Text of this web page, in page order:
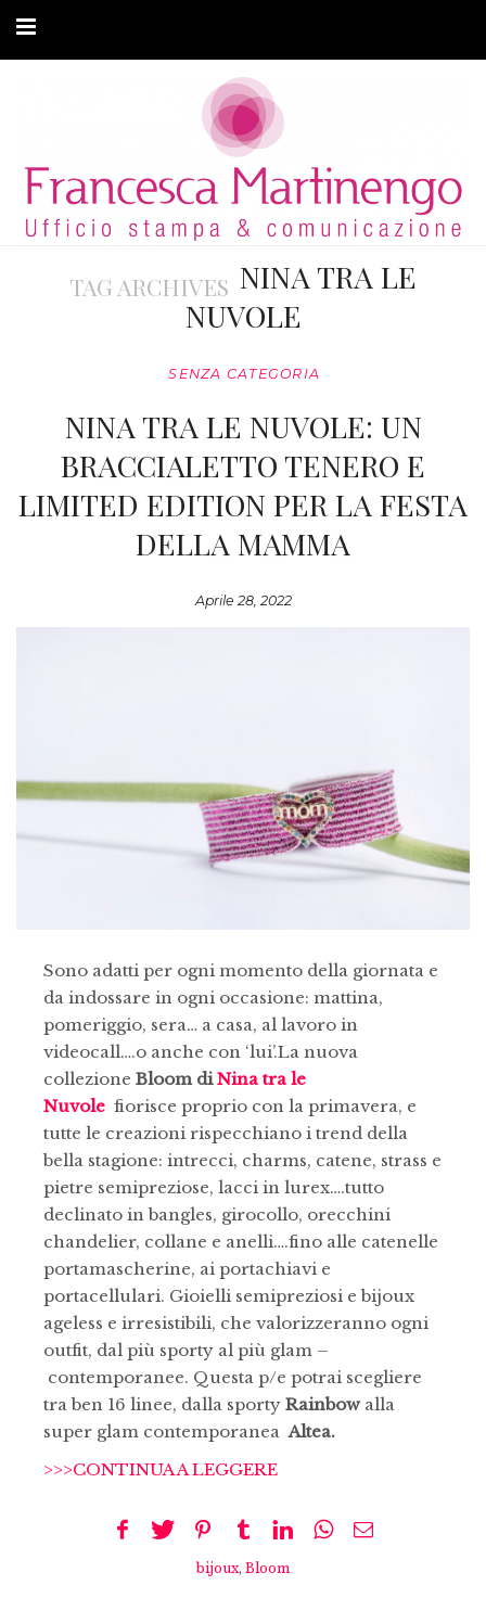
ARTICOLI
MODA ADATTIVA
CONTATTI
TAG ARCHIVES NINA TRA LE
NUVOLE
SENZA CATEGORIA
NINA TRA LE NUVOLE: UN
BRACCIALETTO TENERO E
LIMITED EDITION PER LA FESTA
DELLA MAMMA
Aprile 28, 2022
Sono adatti per ogni momento della giornata e
da indossare in ogni occasione: mattina,
pomeriggio, sera… a casa, al lavoro in
videocall….o anche con ‘lui’.La nuova
collezione Bloom diNina tra le
Nuvole fiorisce proprio con la primavera, e
tutte le creazioni rispecchiano i trend della
bella stagione: intrecci, charms, catene, strass e
pietre semipreziose, lacci in lurex….tutto
declinato in bangles, girocollo, orecchini
chandelier, collane e anelli….fino alle catenelle
portamascherine, ai portachiavi e
portacellulari. Gioielli semipreziosi e bijoux
ageless e irresistibili, che valorizzeranno ogni
outfit, dal più sporty al più glam –
contemporanee. Questa p/e potrai scegliere
tra ben 16 linee, dalla sporty Rainbow alla
super glam contemporaneaAltea.
>>>CONTINUA A LEGGERE
bijoux, Bloom